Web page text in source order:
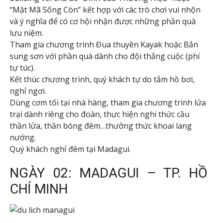
“Mật Mã Sống Còn” kết hợp với các trò chơi vui nhộn
và ý nghĩa để có cơ hội nhận được những phần quà
lưu niệm.
Tham gia chương trình Đua thuyền Kayak hoặc Bắn
sung sơn với phần quà dành cho đội thắng cuộc (phí
tự túc).
Kết thúc chương trình, quý khách tự do tắm hồ bơi,
nghỉ ngơi.
Dùng cơm tối tại nhà hàng, tham gia chương trình lửa
trại dành riêng cho đoàn, thực hiện nghi thức cầu
thần lửa, thần bóng đêm…thưởng thức khoai lang
nướng.
Quý khách nghỉ đêm tại Madagui.
NGÀY 02: MADAGUI – TP. HỒ
CHÍ MINH